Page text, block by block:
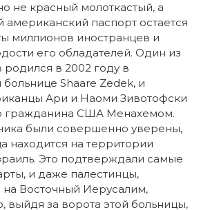
не красный молоткастый, а
американский паспорт остается
миллионов иностранцев и
его обладателей. Один из
родился в 2002 году в
Shaare Zedek, и
Ари и Наоми Зивотофски
гражданина США Менахемом.
были совершенно уверены,
находится на территории
Это подтверждали самые
и даже палестинцы,
Восточный Иерусалим,
выйдя за ворота этой больницы,